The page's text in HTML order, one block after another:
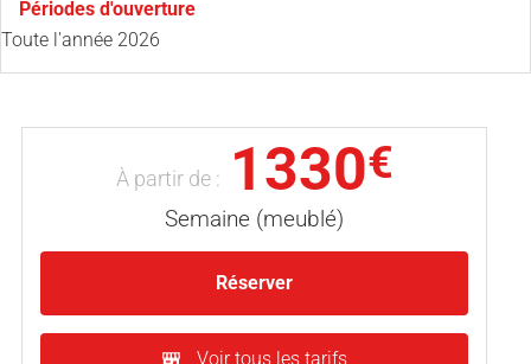
Périodes d'ouverture
Toute l'année 2026
À partir de : 1330€
Semaine (meublé)
Réserver
Voir tous les tarifs